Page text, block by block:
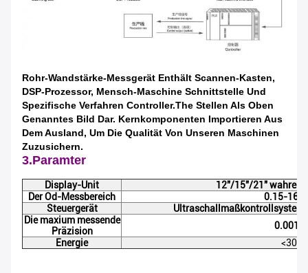
Rohr-Wandstärke-Messgerät Enthält Scannen-Kasten,
DSP-Prozessor, Mensch-Maschine Schnittstelle Und
Spezifische Verfahren Controller.The Stellen Als Oben
Genanntes Bild Dar. Kernkomponenten Importieren Aus
Dem Ausland, Um Die Qualität Von Unseren Maschinen
Zuzusichern.
3.Paramter
Display-Unit
12"/15"/21" wahre
Der Od-Messbereich
0.15-
Steuergerät
Ultraschallmaßkontrollsystem
Die maxium messende
Präzision
Energie